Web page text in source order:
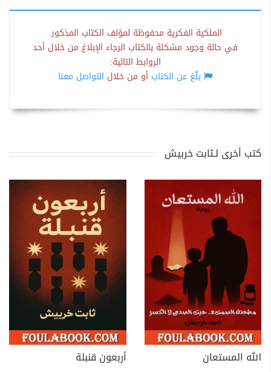
الملكية الفكرية محفوظة لمؤلف الكتاب المذكور.
في حالة وجود مشكلة بالكتاب الرجاء الإبلاغ من خلال أحد
الروابط التالية:
بلّغ عن الكتاب أو من خلال التواصل معنا
كتب أخرى لـثابت خربيش
الله المستعان
أربعون قنبلة